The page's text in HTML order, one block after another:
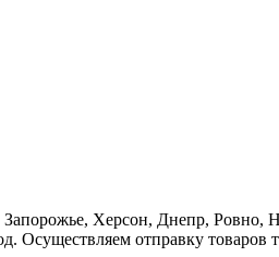
Херсон, Днепр,
отправку товаров